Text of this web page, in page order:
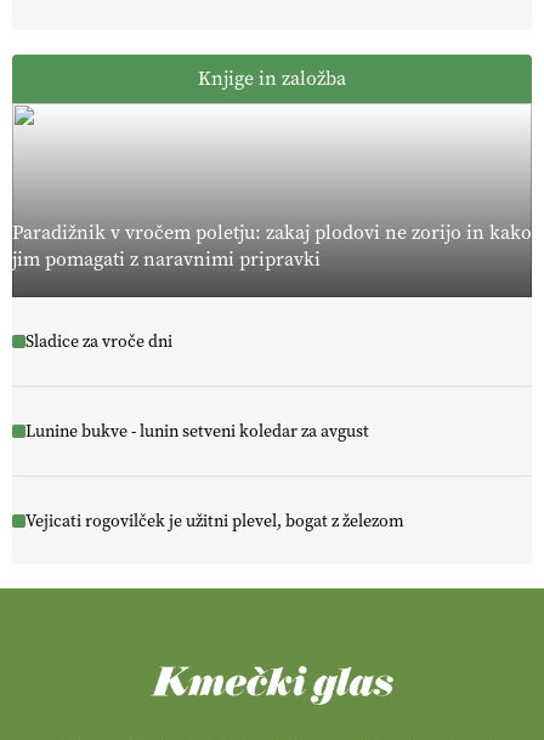
Knjige in založba
Paradižnik v vročem poletju: zakaj plodovi ne zorijo in kako
jim pomagati z naravnimi pripravki
Sladice za vroče dni
Lunine bukve - lunin setveni koledar za avgust
Vejicati rogovilček je užitni plevel, bogat z železom